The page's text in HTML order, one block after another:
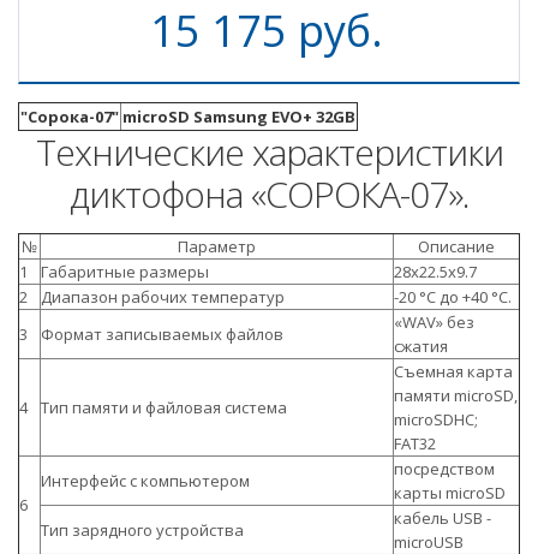
15 175 руб.
"Сорока-07" microSD Samsung EVO+ 32GB
Технические характеристики
диктофона «СОРОКА-07».
№ Параметр
Описание
1
Габаритные размеры
28x22.5x9.7
2
Диапазон рабочих температур
-20 °С до +40 °С.
3
Формат записываемых файлов
«WAV» без
сжатия
4 Тип памяти и файловая система
Съемная карта
памяти microSD,
microSDHC;
FAT32
6
Интерфейс с компьютером
посредством
карты microSD
Тип зарядного устройства
кабель USB -
microUSB